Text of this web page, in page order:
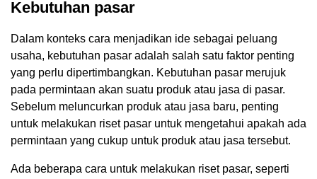
Kebutuhan pasar
Dalam konteks cara menjadikan ide sebagai peluang
usaha, kebutuhan pasar adalah salah satu faktor penting
yang perlu dipertimbangkan. Kebutuhan pasar merujuk
pada permintaan akan suatu produk atau jasa di pasar.
Sebelum meluncurkan produk atau jasa baru, penting
untuk melakukan riset pasar untuk mengetahui apakah ada
permintaan yang cukup untuk produk atau jasa tersebut.
Ada beberapa cara untuk melakukan riset pasar, seperti